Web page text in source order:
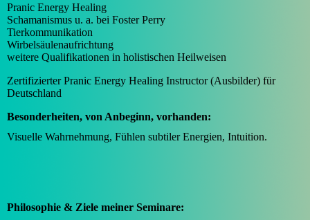
Pranic Energy Healing
Schamanismus u. a. bei Foster Perry
Tierkommunikation
Wirbelsäulenaufrichtung
weitere Qualifikationen in holistischen Heilweisen
Zertifizierter Pranic Energy Healing Instructor (Ausbilder) für
Deutschland
Besonderheiten, von Anbeginn, vorhanden:
Visuelle Wahrnehmung, Fühlen subtiler Energien, Intuition.
Philosophie & Ziele meiner Seminare: